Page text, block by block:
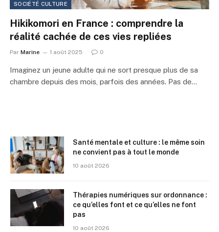
SOCIÉTÉ CULTURE
Hikikomori en France : comprendre la
réalité cachée de ces vies repliées
Par Marine 1 août 2025 0
Imaginez un jeune adulte qui ne sort presque plus de sa
chambre depuis des mois, parfois des années. Pas de…
Santé mentale et culture : le même soin
ne convient pas à tout le monde
10 août 2026
Thérapies numériques sur ordonnance :
ce qu’elles font et ce qu’elles ne font
pas
10 août 2026